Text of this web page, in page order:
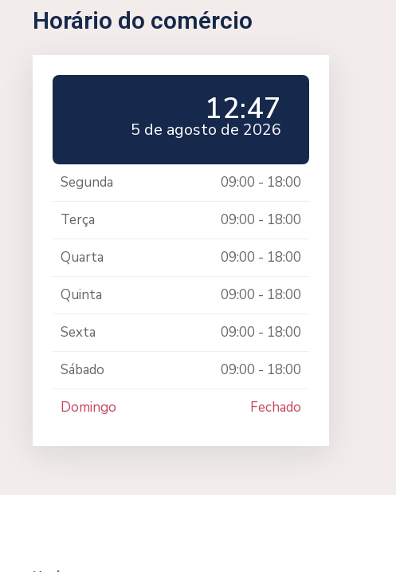
Horário do comércio
12:47
5 de agosto de 2026
Segunda 09:00 - 18:00
Terça 09:00 - 18:00
Quarta 09:00 - 18:00
Quinta 09:00 - 18:00
Sexta 09:00 - 18:00
Sábado 09:00 - 18:00
Domingo Fechado